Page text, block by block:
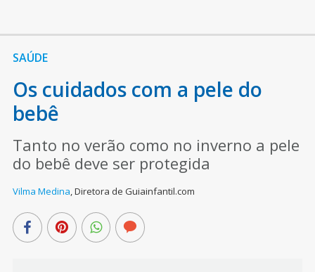
SAÚDE
Os cuidados com a pele do
bebê
Tanto no verão como no inverno a pele
do bebê deve ser protegida
Vilma Medina Diretora de Guiainfantil.com